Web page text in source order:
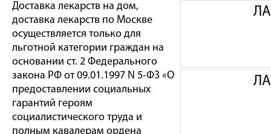
Доставка лекарств на дом,
доставка лекарств по Москве
осуществляется только для
льготной категории граждан на
основании ст. 2 Федерального
закона РФ от 09.01.1997 N 5-ФЗ «О
предоставлении социальных
гарантий героям
социалистического труда и
полным кавалерам ордена